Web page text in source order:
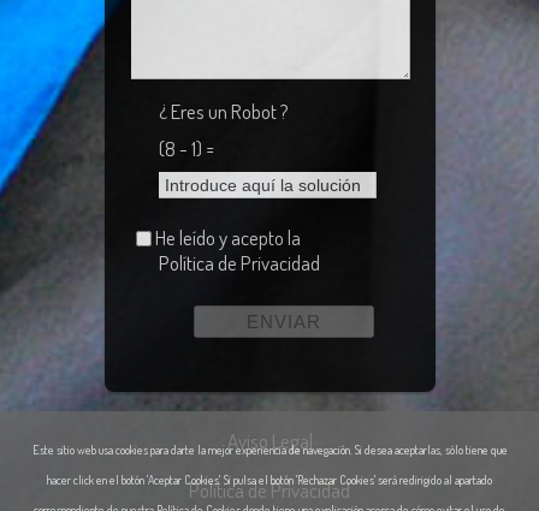
Este sitio web usa cookies para darte la mejor experiencia de navegación. Si desea aceptarlas, sólo tiene que
hacer click en el botón 'Aceptar Cookies'. Si pulsa el botón 'Rechazar Cookies' será redirigido al apartado
¿ Eres un Robot ?
(8 - 1) =
He leído y acepto la
Política de Privacidad
Aviso Legal
Política de Privacidad